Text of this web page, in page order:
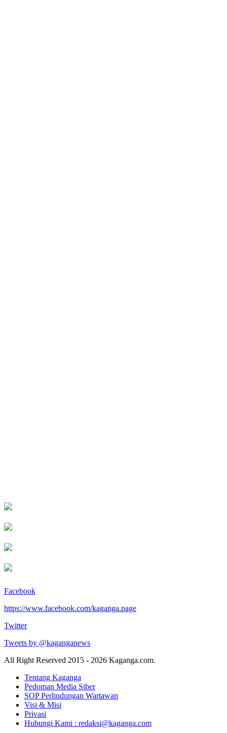
Facebook
https://www.facebook.com/kaganga.page
Twitter
Tweets by @kaganganews
All Right Reserved 2015 - 2026 Kaganga.com.
Tentang Kaganga
Pedoman Media Siber
SOP Perlindungan Wartawan
Visi & Misi
Privasi
Hubungi Kami : redaksi@kaganga.com